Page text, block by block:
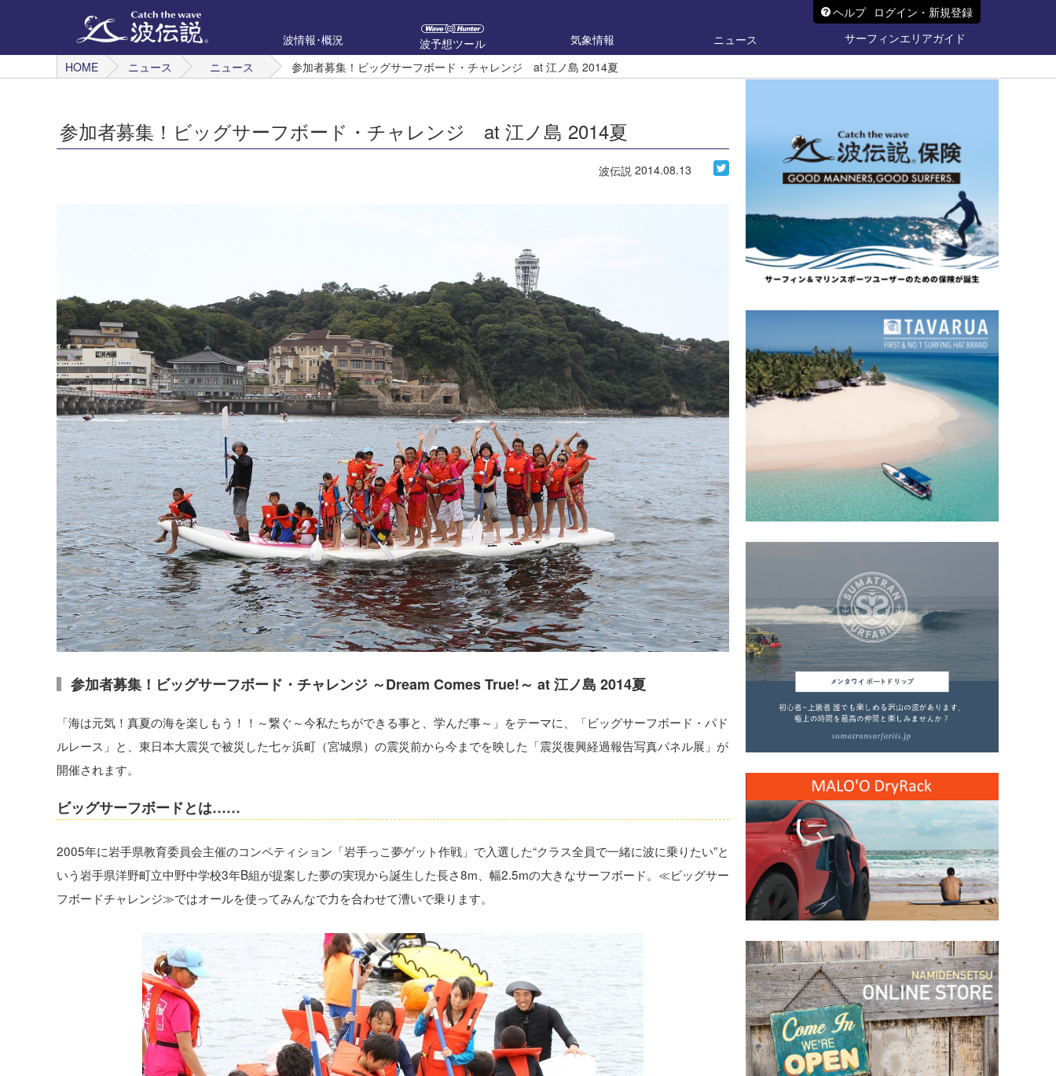
ヘルプ ログイン・新規登録
波情報･概況
波予想ツール 気象情報 ニュース
サーフィンエリアガイド
HOME
ニュース ニュース 参加者募集！ビッグサーフボード・チャレンジ at 江ノ島 2014夏
参加者募集！ビッグサーフボード・チャレンジ at 江ノ島 2014夏
波伝説 2014.08.13
参加者募集！ビッグサーフボード・チャレンジ ～Dream Comes True!～ at 江ノ島 2014夏
「海は元気！真夏の海を楽しもう！！～繋ぐ～今私たちができる事と、学んだ事～」をテーマに、「ビッグサーフボード・パド
ルレース」と、東日本大震災で被災した七ヶ浜町（宮城県）の震災前から今までを映した「震災復興経過報告写真パネル展」が
開催されます。
ビッグサーフボードとは……
2005年に岩手県教育委員会主催のコンペティション「岩手っこ夢ゲット作戦」で入選した“クラス全員で一緒に波に乗りたい”と
いう岩手県洋野町立中野中学校3年B組が提案した夢の実現から誕生した長さ8m、幅2.5mの大きなサーフボード。≪ビッグサー
フボードチャレンジ≫ではオールを使ってみんなで力を合わせて漕いで乗ります。